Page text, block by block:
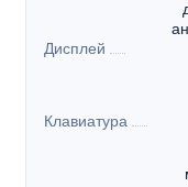
Дисплей
Клавиатура